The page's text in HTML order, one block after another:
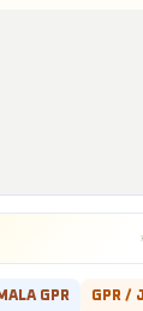
MALA GPR GPR /